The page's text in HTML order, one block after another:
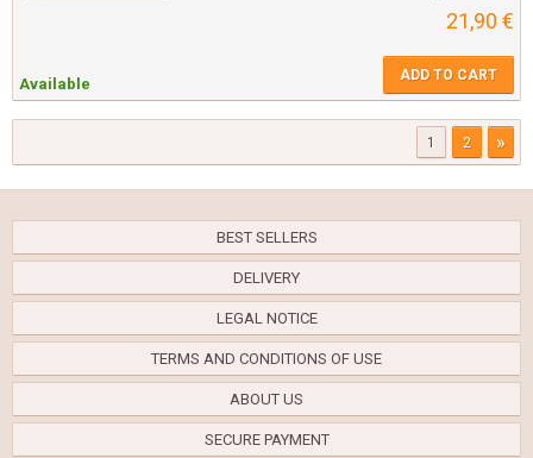
21,90 €
Available ADD TO CART
1 2 »
BEST SELLERS
DELIVERY
LEGAL NOTICE
TERMS AND CONDITIONS OF USE
ABOUT US
SECURE PAYMENT